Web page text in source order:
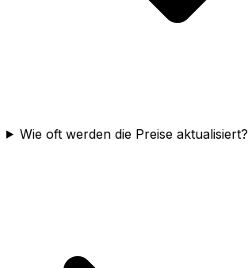
Wie oft werden die Preise aktualisiert?